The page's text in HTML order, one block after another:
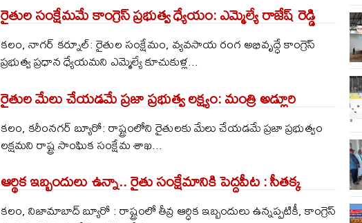
రైతుల సంక్షేమమే కాంగ్రెస్ ప్రభుత్వ ధ్యేయం: ఎమ్మెల్యే రాజేష్ రెడ్డి
కలం, నాగర్ కర్నూల్: రైతుల సంక్షేమం, వ్యవసాయ రంగ అభివృద్ధే కాంగ్రెస్
ప్రభుత్వ ప్రధాన ధ్యేయమని ఎమ్మెల్యే కూచుకుళ్ల...
రైతుల మేలు చేయడమే ప్రజా ప్రభుత్వ లక్ష్యం: మంత్రి అడ్లూరి
కలం, కరీంనగర్ బ్యూరో: రాష్ట్రంలోని రైతులకు మేలు చేయడమే ప్రజా ప్రభుత్వం
లక్షమని రాష్ట్ర సాంఘిక సంక్షేమ శాఖ...
ఆర్థిక ఇబ్బందులు ఉన్నా.. రైతు సంక్షేమానికి పెద్దపీట : సీతక్క
కలం, నిజామాబాద్ బ్యూరో : రాష్ట్రంలో తీవ్ర ఆర్ధిక ఇబ్బందులు ఉన్నప్పటికీ, కాంగ్రెస్​